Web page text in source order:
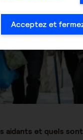
aidants et quels
Acceptez et